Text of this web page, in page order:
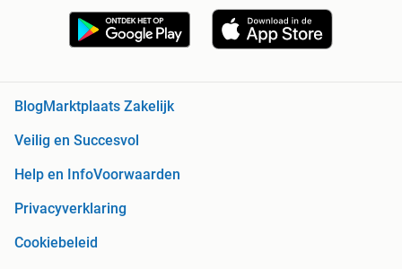
BlogMarktplaats Zakelijk
Veilig en Succesvol
Help en InfoVoorwaarden
Privacyverklaring
Cookiebeleid